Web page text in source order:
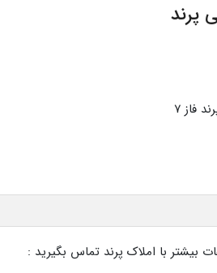
پرند
فاز ۷
بیشتر با املاک پرند تماس بگیرید :